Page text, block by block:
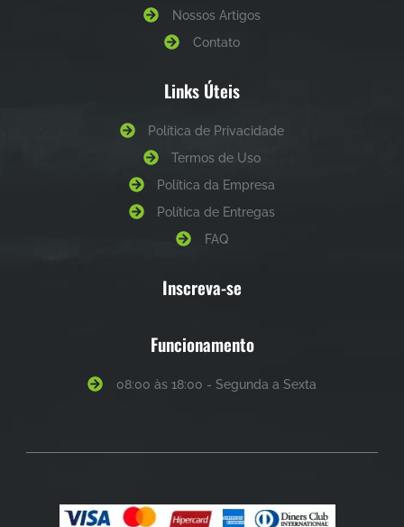
Nossos Artigos
Contato
Links Úteis
Política de Privacidade
Termos de Uso
Política da Empresa
Política de Entregas
FAQ
Inscreva-se
Funcionamento
08:00 às 18:00 - Segunda a Sexta